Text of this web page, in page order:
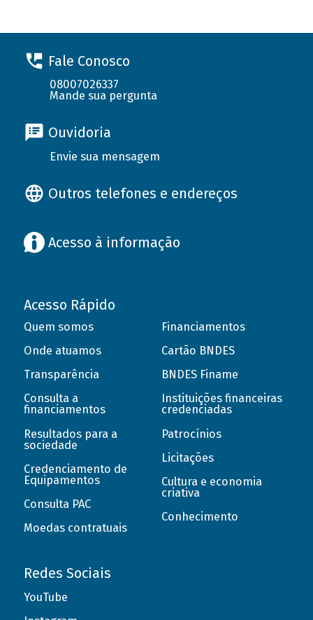
Fale Conosco
08007026337
Mande sua pergunta
Ouvidoria
Envie sua mensagem
Outros telefones e endereços
Acesso à informação
Acesso Rápido
Quem somos
Onde atuamos
Transparência
Consulta a
financiamentos
Resultados para a
sociedade
Credenciamento de
Equipamentos
Consulta PAC
Moedas contratuais
Financiamentos
Cartão BNDES
BNDES Finame
Instituições financeiras
credenciadas
Patrocínios
Licitações
Cultura e economia
criativa
Conhecimento
Redes Sociais
YouTube